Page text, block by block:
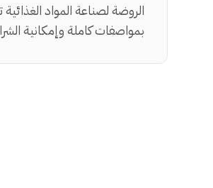
الروضة لصناعة المواد
بمواصفات كاملة وإمكانية